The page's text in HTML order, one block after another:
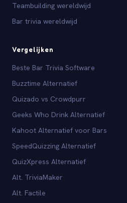
Teambuilding wereldwijd
Bar trivia wereldwijd
Vergelijken
Beste Bar Trivia Software
Buzztime Alternatief
Quizado vs Crowdpurr
Geeks Who Drink Alternatief
Kahoot Alternatief voor Bars
SpeedQuizzing Alternatief
QuizXpress Alternatief
Alt. TriviaMaker
Alt. Factile